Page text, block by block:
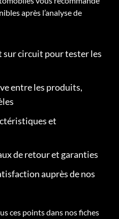
après l’analyse de
sur circuit pour tester les
entre les produits,
et
de retour et garanties
auprès de nos
ces points dans nos fiches